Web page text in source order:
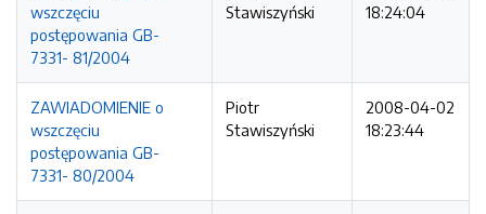
wszczęciu
postępowania GB-
7331- 81/2004
Stawiszyński
18:24:04
ZAWIADOMIENIE o
wszczęciu
postępowania GB-
7331- 80/2004
Piotr
Stawiszyński
2008-04-02
18:23:44